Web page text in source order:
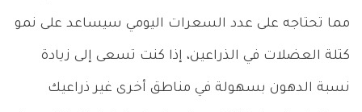
مما تحتاجه على عدد السعرات اليومي سيساعد على نمو
كتلة العضلات في الذراعين، إذا كنت تسعى إلى زيادة
نسبة الدهون بسهولة في مناطق أخرى غير ذراعيك